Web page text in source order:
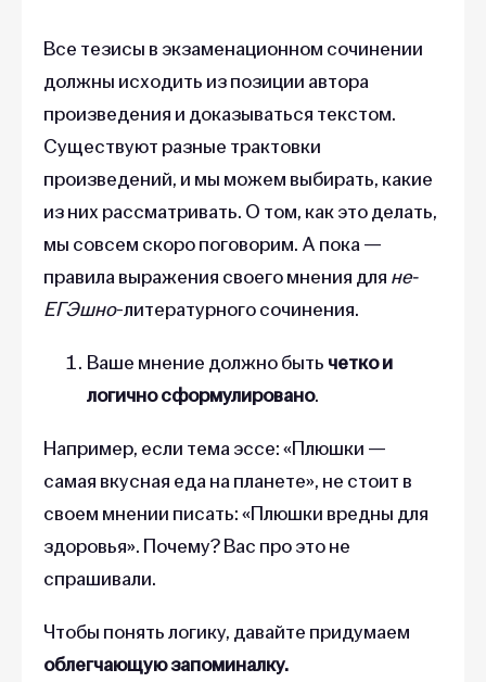
Все тезисы в экзаменационном сочинении
должны исходить из позиции автора
произведения и доказываться текстом.
Существуют разные трактовки
произведений, и мы можем выбирать, какие
из них рассматривать. О том, как это делать,
мы совсем скоро поговорим. А пока —
правила выражения своего мнения для не-
ЕГЭшно-литературного сочинения.
Ваше мнение должно быть четко и
логично сформулировано.
Например, если тема эссе: «Плюшки —
самая вкусная еда на планете», не стоит в
своем мнении писать: «Плюшки вредны для
здоровья». Почему? Вас про это не
спрашивали.
Чтобы понять логику, давайте придумаем
облегчающую запоминалку.